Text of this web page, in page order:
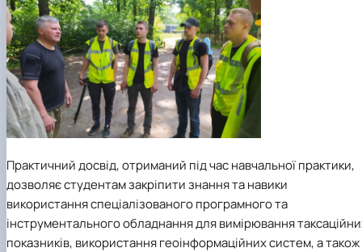
Практичний досвід, отриманий під час навчальної практики,
дозволяє студентам закріпити знання та навики
використання спеціалізованого програмного та
інструментального обладнання для вимірювання
показників, використання геоінформаційних систем, а також